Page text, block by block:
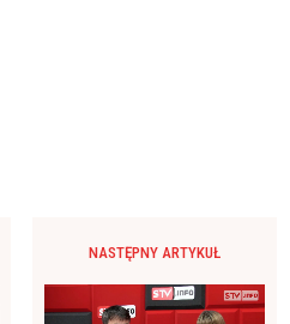
NASTĘPNY ARTYKUŁ